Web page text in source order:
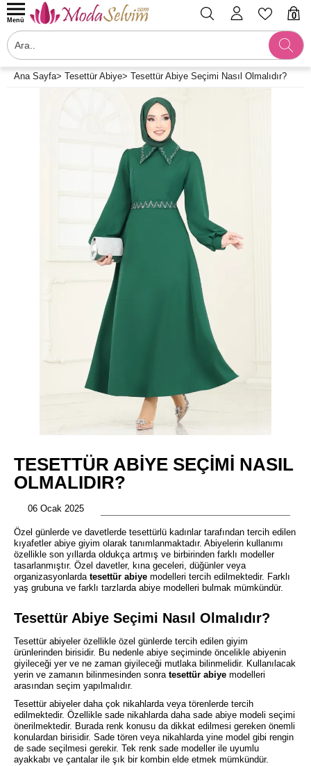
0
Menü
Ana Sayfa> Tesettür Abiye> Tesettür Abiye Seçimi Nasıl Olmalıdır?
TESETTÜR ABIYE SEÇIMI NASIL
OLMALIDIR?
06 Ocak 2025
Özel günlerde ve davetlerde tesettürlü kadınlar tarafından tercih edilen
kıyafetler abiye giyim olarak tanımlanmaktadır. Abiyelerin kullanımı
özellikle son yıllarda oldukça artmış ve birbirinden farklı modeller
tasarlanmıştır. Özel davetler, kına geceleri, düğünler veya
organizasyonlarda tesettür abiye modelleri tercih edilmektedir. Farklı
yaş grubuna ve farklı tarzlarda abiye modelleri bulmak mümkündür.
Tesettür Abiye Seçimi Nasıl Olmalıdır?
Tesettür abiyeler özellikle özel günlerde tercih edilen giyim
ürünlerinden birisidir. Bu nedenle abiye seçiminde öncelikle abiyenin
giyileceği yer ve ne zaman giyileceği mutlaka bilinmelidir. Kullanılacak
yerin ve zamanın bilinmesinden sonra tesettür abiye modelleri
arasından seçim yapılmalıdır.
Tesettür abiyeler daha çok nikahlarda veya törenlerde tercih
edilmektedir. Özellikle sade nikahlarda daha sade abiye modeli seçimi
önerilmektedir. Burada renk konusu da dikkat edilmesi gereken önemli
konulardan birisidir. Sade tören veya nikahlarda yine model gibi rengin
de sade seçilmesi gerekir. Tek renk sade modeller ile uyumlu
ayakkabı ve çantalar ile şık bir kombin elde etmek mümkündür.